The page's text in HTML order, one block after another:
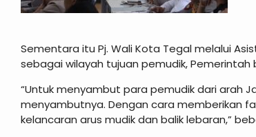
Sementara itu Pj. Wali Kota Tegal melalui
sebagai wilayah tujuan pemudik,
“Untuk menyambut para pemudik dari arah
menyambutnya. Dengan cara memberikan
kelancaran arus mudik dan balik lebaran,”